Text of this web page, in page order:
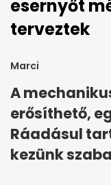
esernyőt
terveztek
Marci
A
erősíthető,
Ráadásul
kezünk